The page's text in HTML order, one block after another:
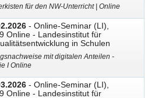
für den NW-Unterricht | Online
- Online-Seminar (LI),
Online - Landesinstitut für
in Schulen
mit digitalen Anteilen -
I Online
- Online-Seminar (LI),
Online - Landesinstitut für